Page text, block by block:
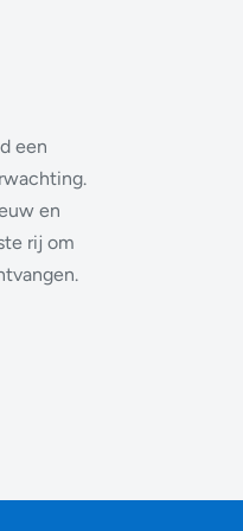
een
en
rij om